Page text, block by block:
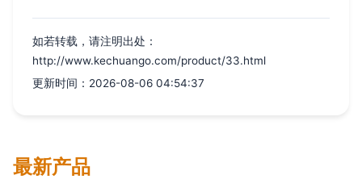
如若转载，请注明出处：
http://www.kechuango.com/product/33.html
更新时间：2026-08-06 04:54:37
最新产品